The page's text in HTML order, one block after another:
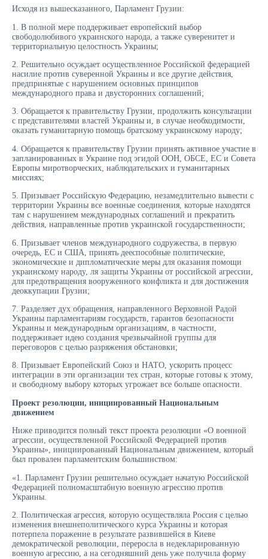
Исходя из вышесказанного, Парламент Грузии:
1. В полной мере поддерживает европейский выбор
свободолюбивого украинского народа, а также суверенитет и
территориальную целостность Украины;
2. Решительно осуждает осуществленное Российской федерацией
насилие против суверенной Украины и все другие действия,
предпринятые с нарушением основных принципов
международного права и двусторонних соглашений;
3. Обращается к правительству Грузии, продолжить консультации
с представителями властей Украины и, в случае необходимости,
оказать гуманитарную помощь братскому украинскому народу;
4. Обращается к правительству Грузии принять активное участие в
запланированных в Украине под эгидой ООН, ОБСЕ, ЕС и Совета
Европы миротворческих, наблюдательских и гуманитарных
миссиях;
5. Призывает Российскую Федерацию, незамедлительно вывести с
территории Украины все военные соединения, которые находятся
там с нарушением международных соглашений и прекратить
действия, направленные против украинской государственности;
6. Призывает членов международного содружества, в первую
очередь, ЕС и США, принять дееспособные политические,
экономические и дипломатические меры для оказания помощи
украинскому народу, ля защиты Украины от российской агрессии,
для предотвращения вооруженного конфликта и для достижения
деоккупации Грузии;
7. Разделяет дух обращения, направленного Верховной Радой
Украины парламентариям государств, гарантов безопасности
Украины и международным организациям, в частности,
поддерживает идею создания чрезвычайной группы для
переговоров с целью разряжения обстановки;
8. Призывает Европейский Союз и НАТО, ускорить процесс
интеграции в эти организации тех стран, которые готовы к этому,
и свободному выбору которых угрожает все больше опасности.
Проект резолюции, инициированный Национальным
движением
Ниже приводится полный текст проекта резолюции «О военной
агрессии, осуществленной Российской Федерацией против
Украины», инициированный Национальным движением, который
был провален парламентским большинством:
«1. Парламент Грузии решительно осуждает начатую Российской
Федерацией полномасштабную военную агрессию против
Украины.
2. Политическая агрессия, которую осуществляла Россия с целью
изменения внешнеполитического курса Украины и которая
потерпела поражение в результате развившейся в Киеве
демократической революции, переросла в недекларированную
военную агрессию, а на сегодняшний день уже получила форму